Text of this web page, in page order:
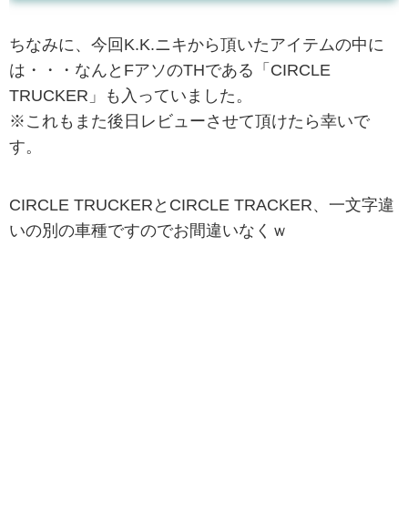
ちなみに、今回K.K.ニキから頂いたアイテムの中に
は・・・なんとFアソのTHである「CIRCLE
TRUCKER」も入っていました。
※これもまた後日レビューさせて頂けたら幸いで
す。
CIRCLE TRUCKERとCIRCLE TRACKER、一文字違
いの別の車種ですのでお間違いなくｗ